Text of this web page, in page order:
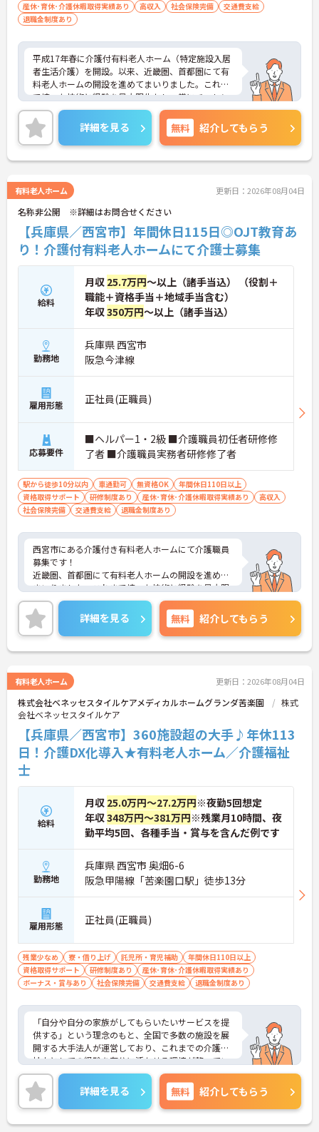
産休･育休･介護休暇取得実績あり 高収入 社会保険完備
交通費支給
退職金制度あり
平成17年春に介護付有料老人ホーム（特定施設入居
者生活介護）を開設。以来、近畿圏、首都圏にて有
料老人ホームの開設を進めてまいりました。これま
で培った技術と経験を最大限生かし、常にチャレン
ジ精神と創造力を発揮し、高齢者の皆様が安心して
生活できる「豊かで実りある高齢社会」を目指して
おります。首都圏で3ホーム、近畿圏で5ホームの新
規開設を予定しており、第33期末（平成29年6月30
日）時点では、運営ホーム数は38ホーム、居室数は
方は面接対策ポイントや求人の詳細などお話しいた
しますのでお気軽にお問い合わせ下さい。
詳細を見る 無料 紹介してもらう
有料老人ホーム 更新日：2026年08月04日
名称非公開 ※詳細はお問合せください
【兵庫県／西宮市】年間休日115日◎OJT教育あ
り！介護付有料老人ホームにて介護士募集
給料
月収 25.7万円～以上（諸手当込） （役割＋
職能＋資格手当＋地域手当含む）
年収350万円～以上（諸手当込）
勤務地
兵庫県 西宮市
阪急今津線
雇用形態 正社員(正職員)
応募要件
■ヘルパー1・2級 ■介護職員初任者研修修
了者 ■介護職員実務者研修修了者
駅から徒歩10分以内 車通勤可 無資格OK
年間休日110日以上
資格取得サポート
研修制度あり 産休･育休･介護休暇取得実績あり
高収入
社会保険完備
交通費支給 退職金制度あり
西宮市にある介護付き有料老人ホームにて介護職員
募集です！
近畿圏、首都圏にて有料老人ホームの開設を進めて
まいりました。これまで培った技術と経験を最大限
生かし、常にチャレンジ精神と創造力を発揮し、高
齢者の皆様が安心して生活できる「豊かで実りある
高齢社会」を目指しております。
年間休日115日◎OJT教育あり！急成長企業で働きま
せんか？
細などお話しいたしますのでお気軽にお問い合わせ
下さい。
詳細を見る 無料 紹介してもらう
有料老人ホーム 更新日：2026年08月04日
株式会社ベネッセスタイルケアメディカルホームグランダ苦楽園
株式
会社ベネッセスタイルケア
【兵庫県／西宮市】360施設超の大手♪年休113
日！介護DX化導入★有料老人ホーム／介護福祉
士
給料
月収 25.0万円～27.2万円※夜勤5回想定
年収348万円～381万円※残業月10時間、夜
勤平均5回、各種手当・賞与を含んだ例です
勤務地
兵庫県 西宮市 奥畑6-6
阪急甲陽線「苦楽園口駅」徒歩13分
雇用形態 正社員(正職員)
残業少なめ 寮・借り上げ 託児所・育児補助
年間休日110日以上
資格取得サポート
研修制度あり
産休･育休･介護休暇取得実績あり
ボーナス・賞与あり
社会保険完備 交通費支給 退職金制度あり
「自分や自分の家族がしてもらいたいサービスを提
供する」という理念のもと、全国で多数の施設を展
開する大手法人が運営しており、これまでの介護福
祉士としての経験を存分に活かせる環境が整ってい
ます。最大の魅力は、専門性を正当に評価する独自
の社内資格「マジ神制度」。認知症ケア等の分野で
認定されると最大月4万円の手当が加算され、確実
な収入アップが可能です。また、スマホでの記録入
力や睡眠センサー等のDX化により、夜間業務などの
詳細を見る 無料 紹介してもらう